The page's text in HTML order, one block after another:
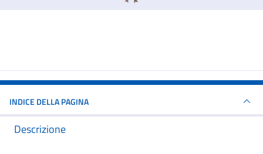
INDICE DELLA PAGINA
Descrizione